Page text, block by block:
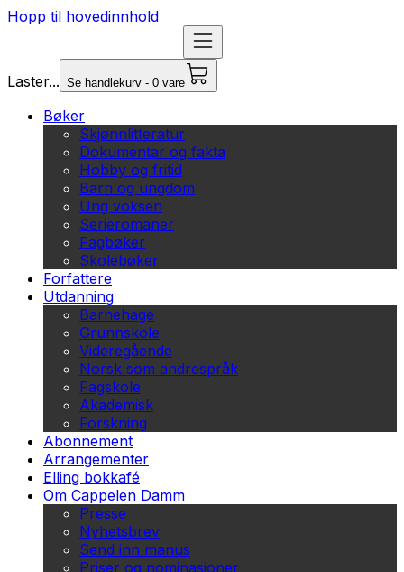
Hopp til hovedinnhold
Laster... Se handlekurv - 0 vare
Bøker
Skjønnlitteratur
Dokumentar og fakta
Hobby og fritid
Barn og ungdom
Ung voksen
Serieromaner
Fagbøker
Skolebøker
Forfattere
Utdanning
Barnehage
Grunnskole
Videregående
Norsk som andrespråk
Fagskole
Akademisk
Forskning
Abonnement
Arrangementer
Elling bokkafé
Om Cappelen Damm
Presse
Nyhetsbrev
Send inn manus
Priser og nominasjoner